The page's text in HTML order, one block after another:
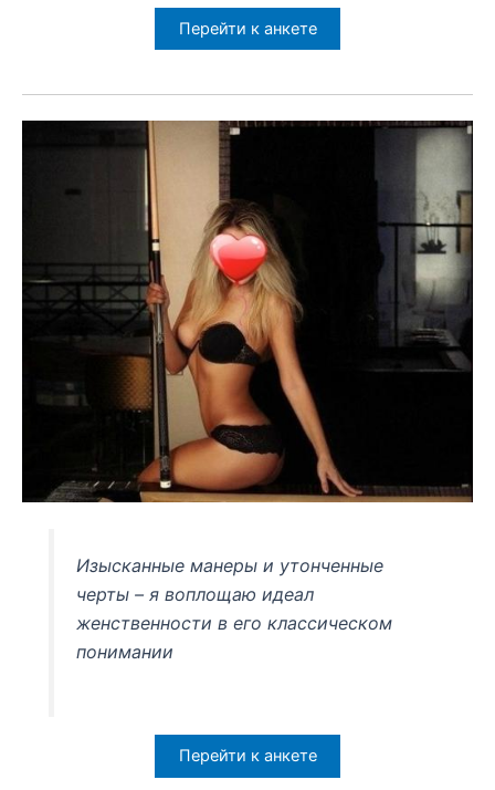
Перейти к анкете
Изысканные манеры и утонченные
черты – я воплощаю идеал
женственности в его классическом
понимании
Перейти к анкете